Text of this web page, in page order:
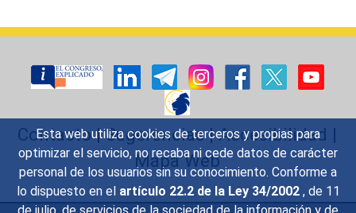
Esta web utiliza cookies de terceros y propias para
optimizar el servicio, no recaba ni cede datos de carácter
personal de los usuarios sin su conocimiento. Conforme a
lo dispuesto en el artículo 22.2 de la Ley 34/2002 , de 11
Contacto|Sugerencias|Accesibilidad |
Mapa Web